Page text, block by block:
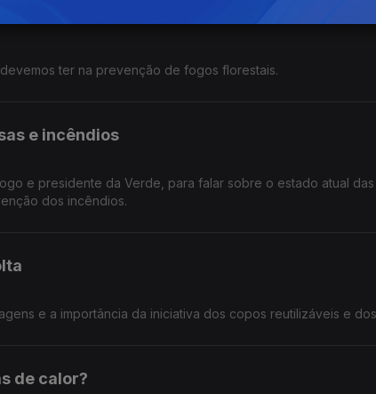
ter na prevenção de fogos florestais.
e incêndios
e presidente da Verde, para falar sobre o estado atual
dos incêndios.
e a importância da iniciativa dos copos reutilizáveis e
de calor?